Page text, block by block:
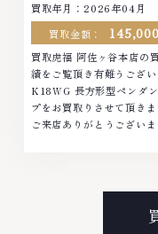
買取年月：2026年04月
買取金額：
買取虎福 阿佐ヶ谷本店の
績をご覧頂き有難うござい
K18WG 長方形型ペンダ
プをお買取りさせて頂きま
ご来店ありがとうござい
ら、お任せくださいなか
プラチナ等のアクセサリ
属・宝石・ダイヤモンド